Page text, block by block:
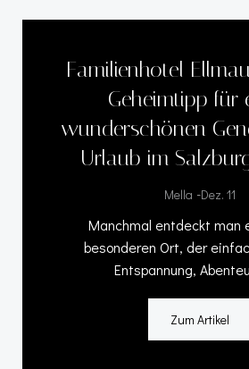
Familienhotel
Geheimtipp für
wunderschönen
Urlaub im
Mella -Dez. 11
Manchmal entdeckt man
besonderen Ort, der
Entspannung,
Zum Artikel